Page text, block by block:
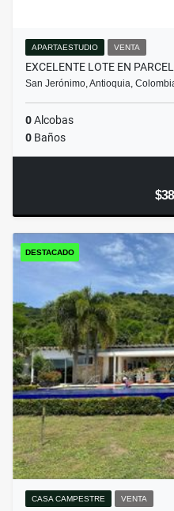
APARTAESTUDIO VENTA
EXCELENTE LOTE EN
San Jerónimo, Antioquia,
0Alcobas
0 Baños
DESTACADO
CASA CAMPESTRE VENTA